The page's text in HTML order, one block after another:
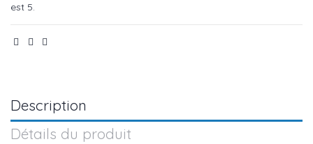
est 5.
Description
Détails du produit